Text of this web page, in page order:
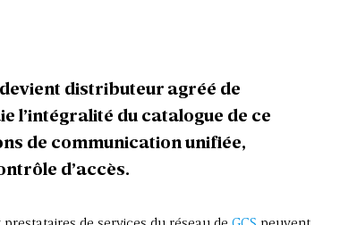
distributeur agréé de
l’intégralité du catalogue de ce
de communication unifiée,
d’accès.